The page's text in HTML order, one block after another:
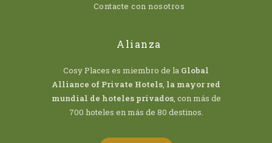
Contacte con nosotros
Alianza
Cosy Places es miembro de la Global
Alliance of Private Hotels, la mayor red
mundial de hoteles privados, con más de
700 hoteles en más de 80 destinos.